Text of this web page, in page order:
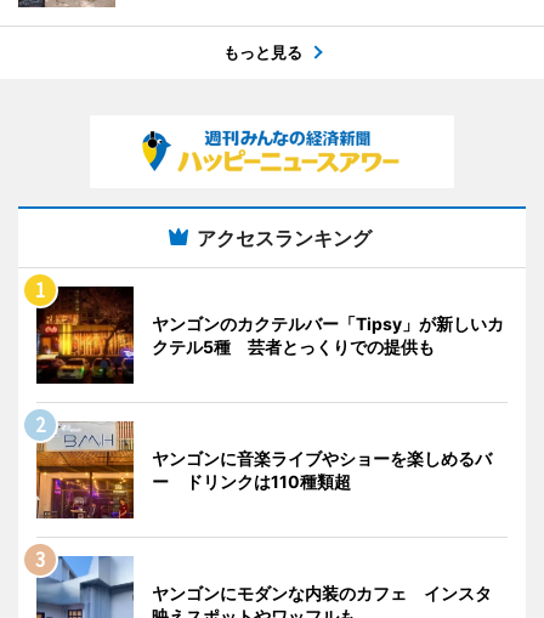
もっと見る
アクセスランキング
ヤンゴンのカクテルバー「Tipsy」が新しいカ
クテル5種 芸者とっくりでの提供も
ヤンゴンに音楽ライブやショーを楽しめるバ
ー ドリンクは110種類超
ヤンゴンにモダンな内装のカフェ インスタ